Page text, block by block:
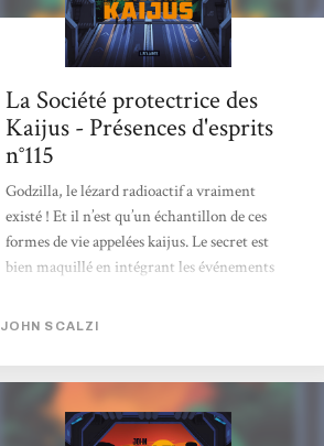
La Société protectrice des
Kaijus - Présences d'esprits
n°115
Godzilla, le lézard radioactif a vraiment
existé ! Et il n’est qu’un échantillon de ces
formes de vie appelées kaijus. Le secret est
bien maquillé en intégrant les événements
Même les complotistes les plus tordus ne
monstres. Comme en est rapidement
convaincu le narrateur, pour s’en protéger,
il est nécessaire de les gérer et même de les
JOHN SCALZI